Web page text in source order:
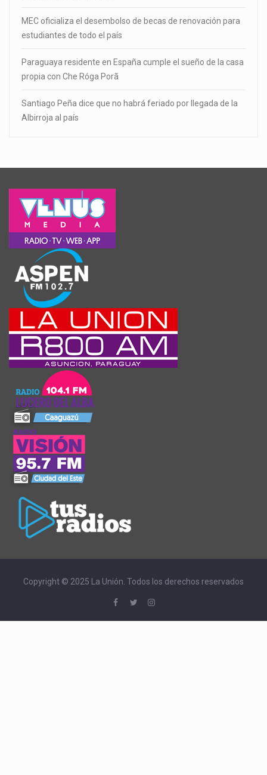
MEC oficializa el desembolso de becas de renovación para
estudiantes de todo el país
Paraguaya residente en España cumple el sueño de la casa
propia con Che Róga Porã
Santiago Peña dice que no habrá feriado por llegada de la
Albirroja al país
Copyright © 2025 La Unión. Todos los derechos reservados